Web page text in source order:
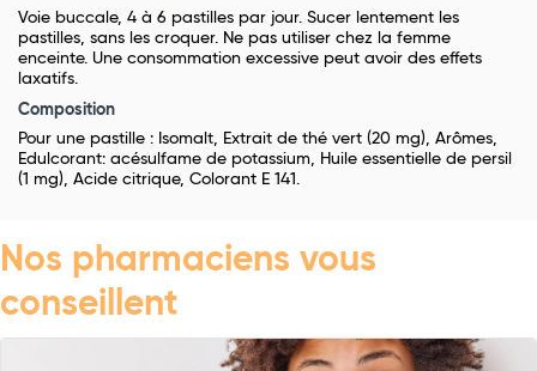
Voie buccale, 4 à 6 pastilles par jour. Sucer lentement les
pastilles, sans les croquer. Ne pas utiliser chez la femme
enceinte. Une consommation excessive peut avoir des effets
laxatifs.
Composition
Pour une pastille : Isomalt, Extrait de thé vert (20 mg), Arômes,
Edulcorant: acésulfame de potassium, Huile essentielle de persil
(1 mg), Acide citrique, Colorant E 141.
Nos pharmaciens vous
conseillent